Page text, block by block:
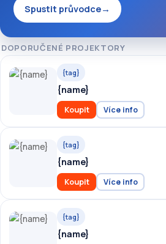
Spustit průvodce→
DOPORUČENÉ PROJEKTORY
{tag}
{name}
Koupit Více info
{tag}
{name}
Koupit Více info
{tag}
{name}